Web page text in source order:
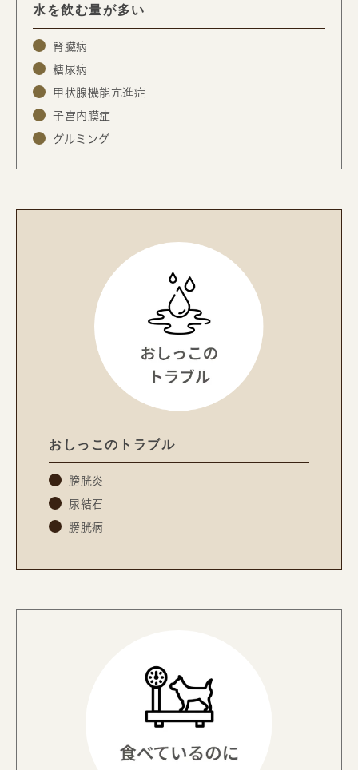
水を飲む量が多い
腎臓病
糖尿病
甲状腺機能亢進症
子宮内膜症
グルミング
おしっこのトラブル
膀胱炎
尿結石
膀胱病